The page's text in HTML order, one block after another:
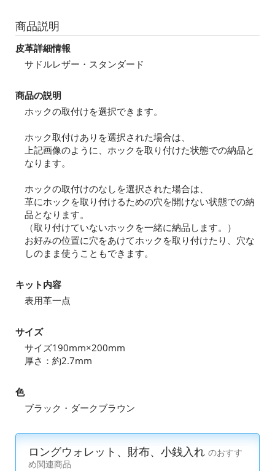
商品説明
皮革詳細情報
サドルレザー・スタンダード
商品の説明
ホックの取付けを選択できます。
ホック取付けありを選択された場合は、
上記画像のように、ホックを取り付けた状態での納品と
なります。
ホックの取付けのなしを選択された場合は、
革にホックを取り付けるための穴を開けない状態での納
品となります。
（取り付けていないホックを一緒に納品します。）
お好みの位置に穴をあけてホックを取り付けたり、穴な
しのまま使うこともできます。
キット内容
表用革一点
サイズ
サイズ190mm×200mm
厚さ：約2.7mm
色
ブラック・ダークブラウン
ロングウォレット、財布、小銭入れ のおすす
め関連商品